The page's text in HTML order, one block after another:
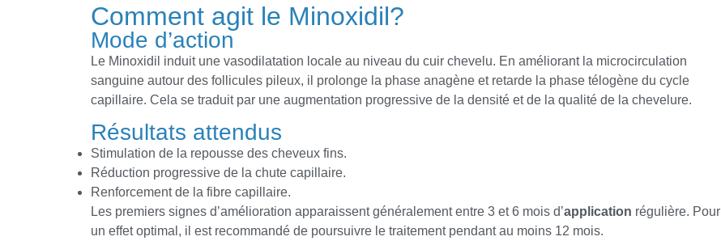
Comment agit le Minoxidil?
Mode d’action
Le Minoxidil induit une vasodilatation locale au niveau du cuir chevelu. En améliorant la microcirculation
sanguine autour des follicules pileux, il prolonge la phase anagène et retarde la phase télogène du cycle
capillaire. Cela se traduit par une augmentation progressive de la densité et de la qualité de la chevelure.
Résultats attendus
Stimulation de la repousse des cheveux fins.
Réduction progressive de la chute capillaire.
Renforcement de la fibre capillaire.
Les premiers signes d’amélioration apparaissent généralement entre 3 et 6 mois d’application régulière. Pour
un effet optimal, il est recommandé de poursuivre le traitement pendant au moins 12 mois.